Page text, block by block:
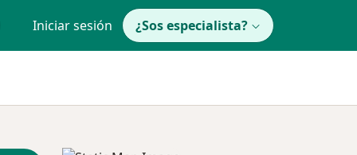
Iniciar sesión ¿Sos especialista?